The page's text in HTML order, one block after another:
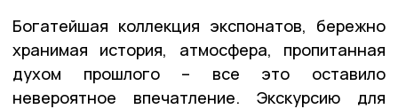
Богатейшая коллекция экспонатов, бережно
хранимая история, атмосфера, пропитанная
духом прошлого – все это оставило
невероятное впечатление. Экскурсию для